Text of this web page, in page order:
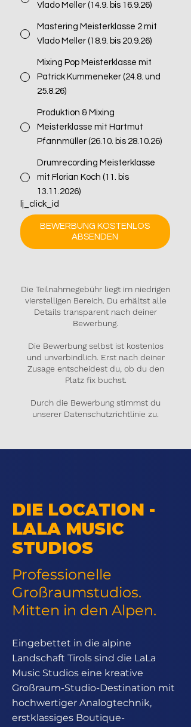
Vlado Meller (14.9. bis 16.9.26)
Mastering Meisterklasse 2 mit
Vlado Meller (18.9. bis 20.9.26)
Mixing Pop Meisterklasse mit
Patrick Kummeneker (24.8. und
25.8.26)
Produktion & Mixing
Meisterklasse mit Hartmut
Pfannmüller (26.10. bis 28.10.26)
Drumrecording Meisterklasse
mit Florian Koch (11. bis
13.11.2026)
lj_click_id
BEWERBUNG KOSTENLOS
ABSENDEN
Die Teilnahmegebühr liegt im niedrigen
vierstelligen Bereich. Du erhältst alle
Details transparent nach deiner
Bewerbung.
Die Bewerbung selbst ist kostenlos
und unverbindlich. Erst nach deiner
Zusage entscheidest du, ob du den
Platz fix buchst.
Durch die Bewerbung stimmst du
unserer Datenschutzrichtlinie zu.
DIE LOCATION -
LALA MUSIC
STUDIOS
Professionelle
Großraumstudios.
Mitten in den Alpen.
Eingebettet in die alpine
Landschaft Tirols sind die LaLa
Music Studios eine kreative
Großraum-Studio-Destination mit
hochwertiger Analogtechnik,
erstklassiges Boutique-